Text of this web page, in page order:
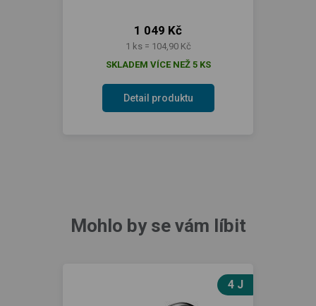
1 049 Kč
1 ks = 104,90 Kč
SKLADEM VÍCE NEŽ 5 KS
Detail produktu
Mohlo by se vám líbit
4 J